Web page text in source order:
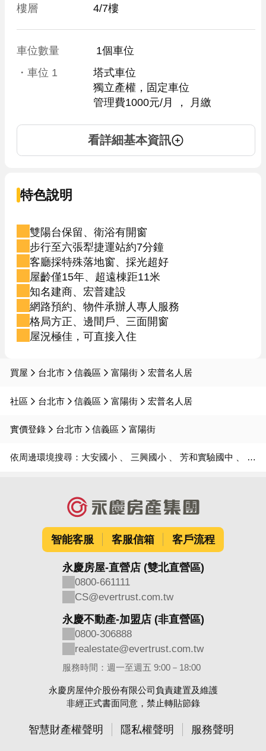
樓層
4/7樓
車位數量
1個車位
・車位 1
塔式車位
獨立產權，固定車位
管理費1000元/月
， 月繳
看詳細基本資訊
特色說明
雙陽台保留、衛浴有開窗
步行至六張犁捷運站約7分鐘
客廳採特殊落地窗、採光超好
屋齡僅15年、超遠棟距11米
知名建商、宏普建設
網路預約、物件承辦人專人服務
格局方正、邊間戶、三面開窗
屋況極佳，可直接入住
買屋 台北市 信義區 富陽街 宏普名人居
社區 台北市 信義區 富陽街 宏普名人居
實價登錄 台北市 信義區 富陽街
依周邊環境搜尋： 大安國小 三興國小 芳和實驗國中
智能客服 客服信箱 客戶流程
永慶房屋-直營店 (雙北直營區)
0800-661111
CS@evertrust.com.tw
永慶不動產-加盟店 (非直營區)
0800-306888
realestate@evertrust.com.tw
服務時間：週一至週五 9:00－18:00
永慶房屋仲介股份有限公司負責建置及維護
非經正式書面同意，禁止轉貼節錄
智慧財產權聲明 隱私權聲明 服務聲明